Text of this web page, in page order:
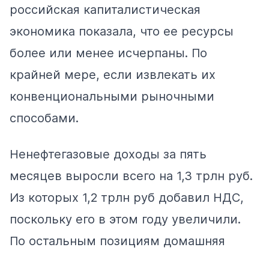
российская капиталистическая
экономика показала, что ее ресурсы
более или менее исчерпаны. По
крайней мере, если извлекать их
конвенциональными рыночными
способами.
Ненефтегазовые доходы за пять
месяцев выросли всего на 1,3 трлн руб.
Из которых 1,2 трлн руб добавил НДС,
поскольку его в этом году увеличили.
По остальным позициям домашняя